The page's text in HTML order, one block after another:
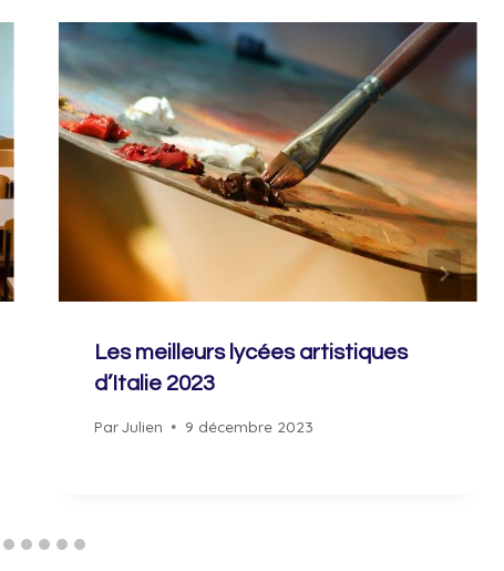
Les meilleurs lycées artistiques
d’Italie 2023
Par Julien 9 décembre 2023